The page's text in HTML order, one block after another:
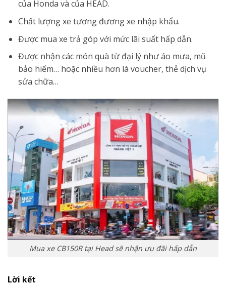
của Honda và của HEAD.
Chất lượng xe tương đương xe nhập khẩu.
Được mua xe trả góp với mức lãi suất hấp dẫn.
Được nhận các món quà từ đại lý như áo mưa, mũ
bảo hiểm… hoặc nhiều hơn là voucher, thẻ dịch vụ
sửa chữa…
Mua xe CB150R tại Head sẽ nhận ưu đãi hấp dẫn
Lời kết